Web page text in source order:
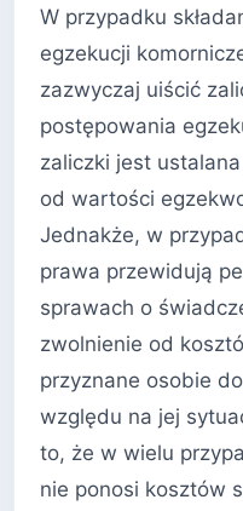
W przypadku
egzekucji
zazwyczaj uiścić
postępowania
zaliczki jest
od wartości
Jednakże, w
prawa przewidują
sprawach o
zwolnienie od
przyznane osobie
względu na jej
to, że w wielu
nie ponosi kosztów